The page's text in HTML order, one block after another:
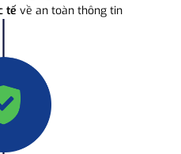
tế về an toàn thông tin